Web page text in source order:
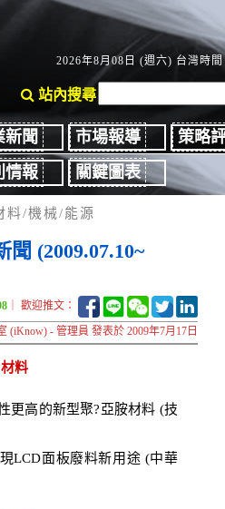
2026年8月08日 (週六) 台灣時間
站內搜尋
新聞 市場報導
策略
情報
關鍵圖表
料/機械/能源
(2009.07.10~
｜ 歡迎推文：
(iKnow) - 管理員 發表於 2009年7月17日
材料
更高的新型聚?亞胺材料 (技
LCD面板廢料新用途 (中華